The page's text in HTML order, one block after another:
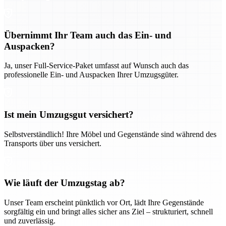
Übernimmt Ihr Team auch das Ein- und
Auspacken?
Ja, unser Full-Service-Paket umfasst auf Wunsch auch das
professionelle Ein- und Auspacken Ihrer Umzugsgüter.
Ist mein Umzugsgut versichert?
Selbstverständlich! Ihre Möbel und Gegenstände sind während des
Transports über uns versichert.
Wie läuft der Umzugstag ab?
Unser Team erscheint pünktlich vor Ort, lädt Ihre Gegenstände
sorgfältig ein und bringt alles sicher ans Ziel – strukturiert, schnell
und zuverlässig.